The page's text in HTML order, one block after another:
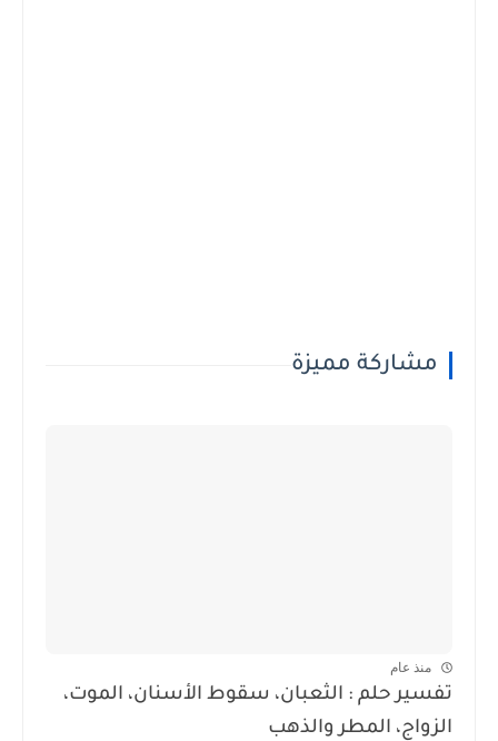
مشاركة مميزة
منذ عام
تفسير حلم : الثعبان، سقوط الأسنان، الموت،
الزواج، المطر والذهب